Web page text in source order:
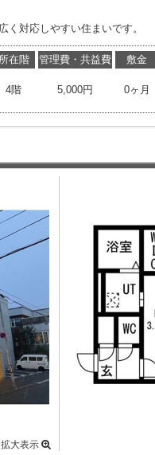
く対応しやすい住まいです。
所在階
4階
管理費・共益費
5,000円
敷金
0ヶ月
大表示